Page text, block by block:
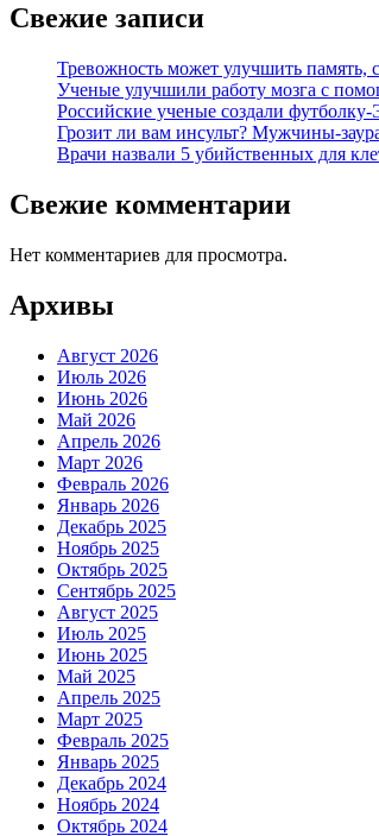
Свежие записи
Тревожность может улучшить память,
Ученые улучшили работу мозга с
Российские ученые создали
Грозит ли вам инсульт? Мужчины-
Врачи назвали 5 убийственных для
Свежие комментарии
Нет комментариев для просмотра.
Архивы
Август 2026
Июль 2026
Июнь 2026
Май 2026
Апрель 2026
Март 2026
Февраль 2026
Январь 2026
Декабрь 2025
Ноябрь 2025
Октябрь 2025
Сентябрь 2025
Август 2025
Июль 2025
Июнь 2025
Май 2025
Апрель 2025
Март 2025
Февраль 2025
Январь 2025
Декабрь 2024
Ноябрь 2024
Октябрь 2024